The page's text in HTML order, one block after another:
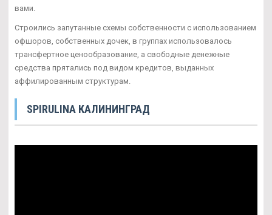
вами.
Строились запутанные схемы собственности с использованием
офшоров, собственных дочек, в группах использовалось
трансфертное ценообразование, а свободные денежные
средства прятались под видом кредитов, выданных
аффилированным структурам.
SPIRULINA КАЛИНИНГРАД